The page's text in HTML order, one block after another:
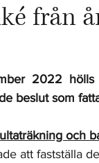
från
2022
beslut som
och
att fastställa